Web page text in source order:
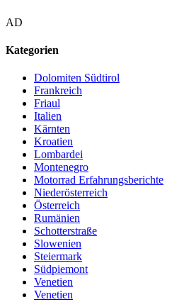
AD
Kategorien
Dolomiten Südtirol
Frankreich
Friaul
Italien
Kärnten
Kroatien
Lombardei
Montenegro
Motorrad Erfahrungsberichte
Niederösterreich
Österreich
Rumänien
Schotterstraße
Slowenien
Steiermark
Südpiemont
Venetien
Venetien